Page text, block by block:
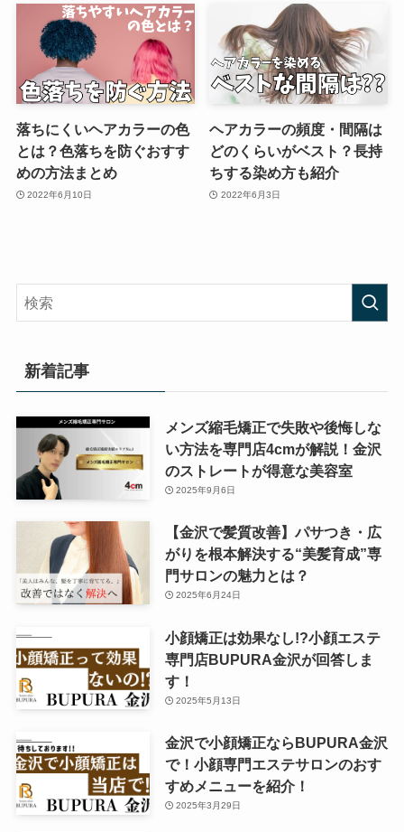
落ちにくいヘアカラーの色
とは？色落ちを防ぐおすす
めの方法まとめ
2022年6月10日
ヘアカラーの頻度・間隔は
どのくらいがベスト？長持
ちする染め方も紹介
2022年6月3日
新着記事
メンズ縮毛矯正で失敗や後悔しな
い方法を専門店4cmが解説！金沢
のストレートが得意な美容室
2025年9月6日
【金沢で髪質改善】パサつき・広
がりを根本解決する“美髪育成”専
門サロンの魅力とは？
2025年6月24日
小顔矯正は効果なし!?小顔エステ
専門店BUPURA金沢が回答しま
す！
2025年5月13日
金沢で小顔矯正ならBUPURA金沢
で！小顔専門エステサロンのおす
すめメニューを紹介！
2025年3月29日